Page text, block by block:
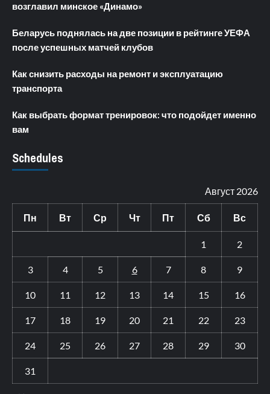
возглавил минское «Динамо»
Беларусь поднялась на две позиции в рейтинге УЕФА
после успешных матчей клубов
Как снизить расходы на ремонт и эксплуатацию
транспорта
Как выбрать формат тренировок: что подойдет именно
вам
Schedules
Август 2026
Пн Вт Ср Чт Пт Сб Вс
1 2
3 4 5 6 7 8 9
10 11 12 13 14 15 16
17 18 19 20 21 22 23
24 25 26 27 28 29 30
31